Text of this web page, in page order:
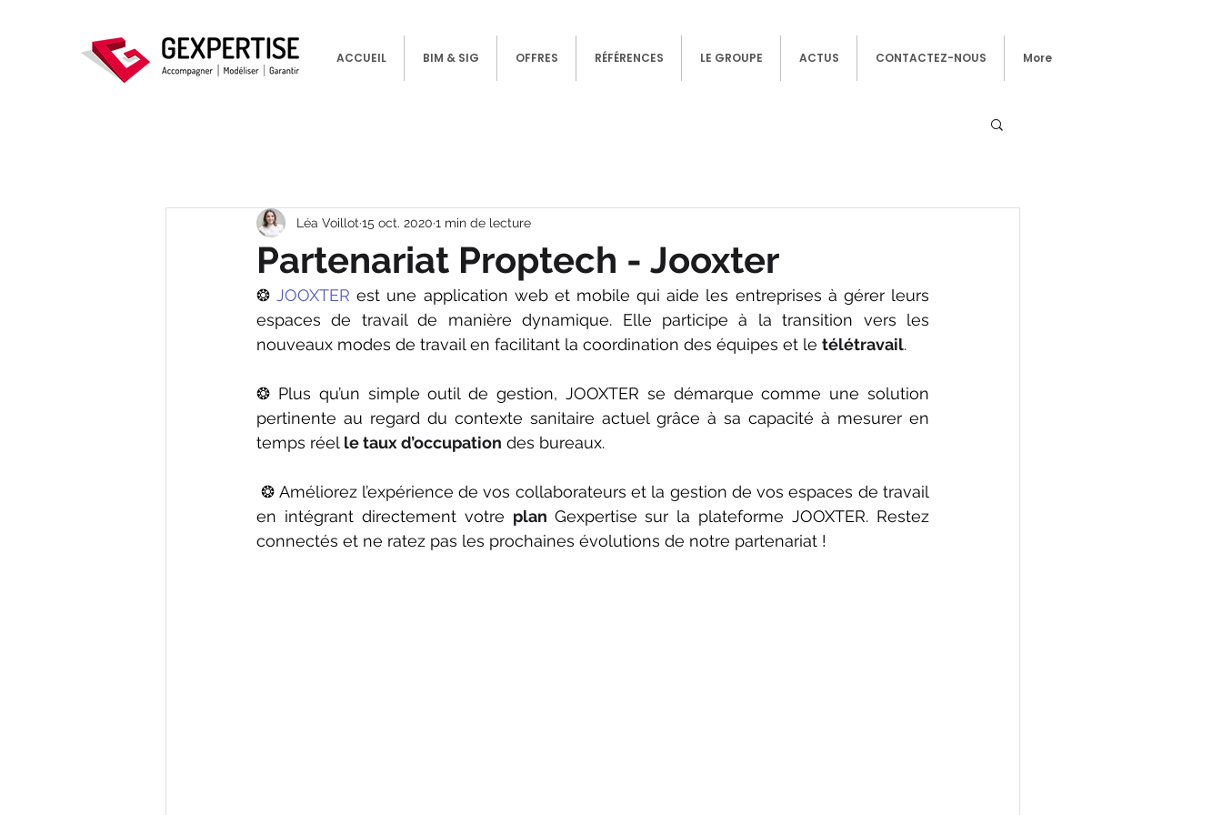
ACCUEIL BIM & SIG OFFRES RÉFÉRENCES LE GROUPE ACTUS CONTACTEZ-NOUS More
Partenariat Proptech - Jooxter
Léa Voillot 15 oct. 2020 1 min de lecture
❂ JOOXTER est une application web et mobile qui aide les entreprises à gérer leurs
espaces de travail de manière dynamique. Elle participe à la transition vers les
nouveaux modes de travail en facilitant la coordination des équipes et le télétravail.
❂ Plus qu’un simple outil de gestion, JOOXTER se démarque comme une solution
pertinente au regard du contexte sanitaire actuel grâce à sa capacité à mesurer en
temps réel le taux d’occupation des bureaux.
❂ Améliorez l’expérience de vos collaborateurs et la gestion de vos espaces de travail
en intégrant directement votre plan Gexpertise sur la plateforme JOOXTER. Restez
connectés et ne ratez pas les prochaines évolutions de notre partenariat !